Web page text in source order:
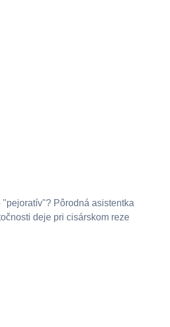
"pejoratív"? Pôrodná asistentka
deje pri cisárskom reze